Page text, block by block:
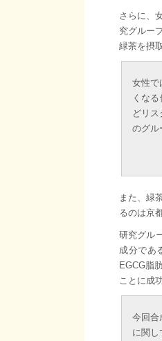
さらに、
究グルー
緑茶を摂
女性で
くな
どリ
のグル
また、緑
るのは京
研究グル
成分であ
EGCG脂
ことに成
今回合
に関